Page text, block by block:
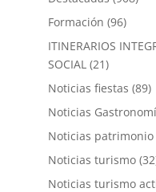
Formación (96)
ITINERARIOS
SOCIAL(21)
Noticias fiestas (89)
Noticias
Noticias
Noticias turismo
Noticias turismo